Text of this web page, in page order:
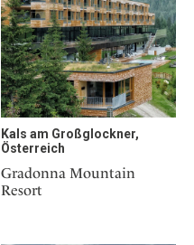
Kals am Großglockner,
Österreich
Gradonna Mountain
Resort